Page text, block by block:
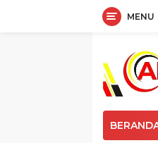
MENU